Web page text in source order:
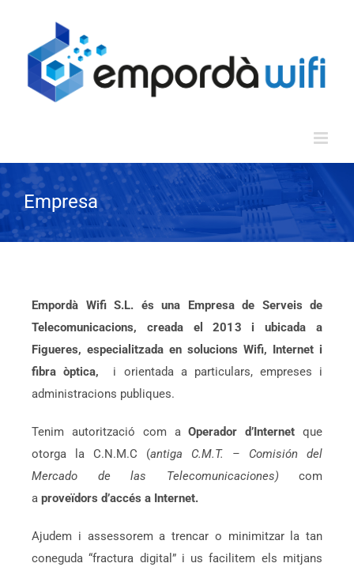
contenido
Empresa
Empordà Wifi S.L. és una Empresa de Serveis de
Telecomunicacions, creada el 2013 i ubicada a
Figueres, especialitzada en solucions Wifi, Internet i
fibra òptica, i orientada a particulars, empreses i
administracions publiques.
Tenim autorització com aOperador d’Internetque
otorga la C.N.M.C (antiga C.M.T. – Comisión del
Mercado de las Telecomunicaciones) com
a proveïdors d’accés a Internet.
Ajudem i assessorem a trencar o minimitzar la tan
coneguda “fractura digital” i us facilitem els mitjans